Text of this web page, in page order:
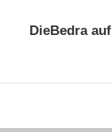
DieBedra auf